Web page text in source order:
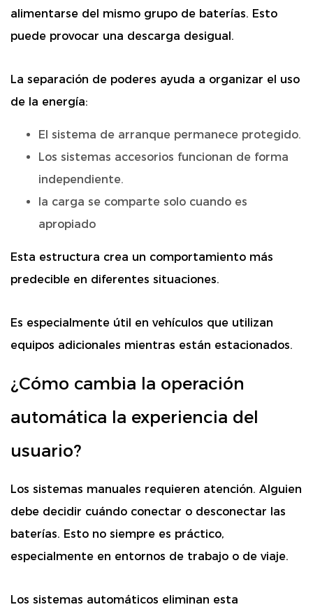
alimentarse del mismo grupo de baterías. Esto
puede provocar una descarga desigual.
La separación de poderes ayuda a organizar el uso
de la energía:
El sistema de arranque permanece protegido.
Los sistemas accesorios funcionan de forma
independiente.
la carga se comparte solo cuando es
apropiado
Esta estructura crea un comportamiento más
predecible en diferentes situaciones.
Es especialmente útil en vehículos que utilizan
equipos adicionales mientras están estacionados.
¿Cómo cambia la operación
automática la experiencia del
usuario?
Los sistemas manuales requieren atención. Alguien
debe decidir cuándo conectar o desconectar las
baterías. Esto no siempre es práctico,
especialmente en entornos de trabajo o de viaje.
Los sistemas automáticos eliminan esta